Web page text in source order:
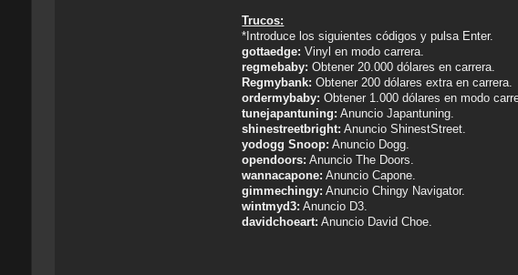
Trucos:
*Introduce los siguientes códigos y pulsa Enter.
gottaedge: Vinyl en modo carrera.
regmebaby: Obtener 20.000 dólares en carrera.
Regmybank: Obtener 200 dólares extra en carrera.
ordermybaby: Obtener 1.000 dólares en modo
tunejapantuning: Anuncio Japantuning.
shinestreetbright: Anuncio ShinestStreet.
yodogg Snoop: Anuncio Dogg.
opendoors: Anuncio The Doors.
wannacapone: Anuncio Capone.
gimmechingy: Anuncio Chingy Navigator.
wintmyd3: Anuncio D3.
davidchoeart: Anuncio David Choe.